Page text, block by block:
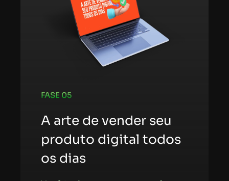
FASE 05
A arte de vender seu
produto digital todos
os dias